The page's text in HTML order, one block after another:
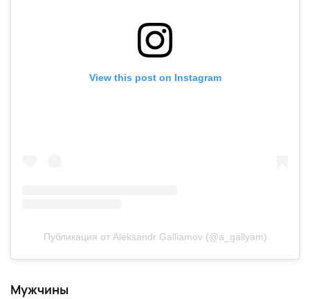
4. Лаура Баркеро – Марко Цандрон
8. Кирстен Мур-Тауэрс – Майкл Маринаро
View this post on Instagram
Публикация от Aleksandr Galliamov (@a_gallyam)
Мужчины